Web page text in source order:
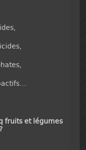
fruits et légumes